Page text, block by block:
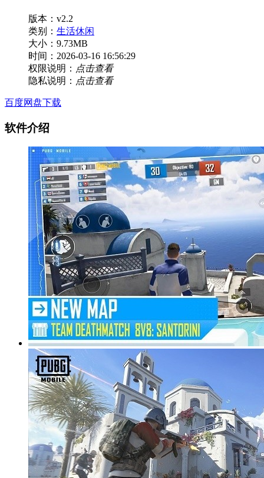
版本：v2.2
类别： 生活休闲
大小：9.73MB
时间：2026-03-16 16:56:29
权限说明： 点击查看
隐私说明： 点击查看
百度网盘下载
软件介绍